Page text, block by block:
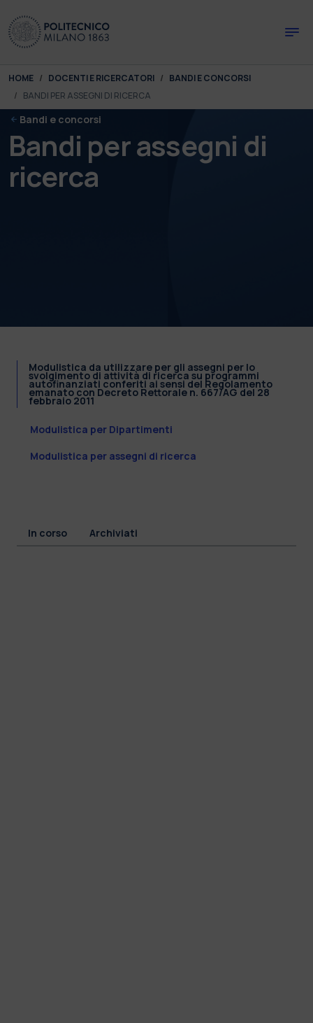
You are here:
HOME DOCENTI E RICERCATORI
BANDI E CONCORSI
BANDI PER ASSEGNI DI RICERCA
Bandi e concorsi
Bandi per assegni di
ricerca
Modulistica da utilizzare per gli assegni per lo
svolgimento di attività di ricerca su programmi
autofinanziati conferiti ai sensi del Regolamento
emanato con Decreto Rettorale n. 667/AG del 28
febbraio 2011
Modulistica per Dipartimenti
Modulistica per assegni di ricerca
In corso Archiviati